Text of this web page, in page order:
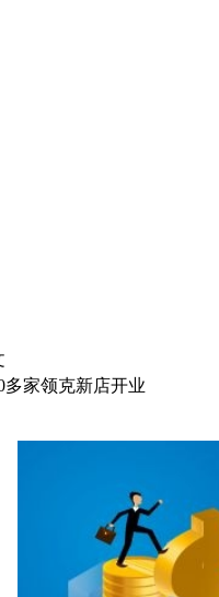
家领克新店开业